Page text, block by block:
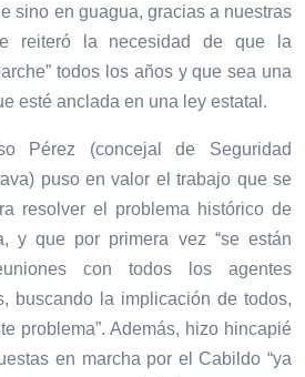
sino en guagua, gracias a nuestras
reiteró la necesidad de que la
todos los años y que sea una
esté anclada en una ley estatal.
Pérez (concejal de Seguridad
puso en valor el trabajo que se
resolver el problema histórico de
y que por primera vez “se están
con todos los agentes
buscando la implicación de todos,
problema”. Además, hizo hincapié
en marcha por el Cabildo “ya